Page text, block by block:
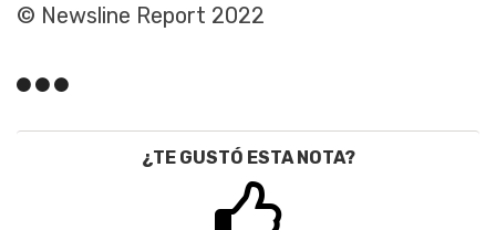
© Newsline Report 2022
¿TE GUSTÓ ESTA NOTA?